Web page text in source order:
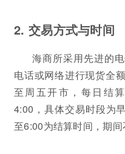
2. 交易方式与时间
海商所采用先进的
电话或网络进行现货全
至周五开市，每日结
4:00，具体交易时段为
至6:00为结算时间，期间